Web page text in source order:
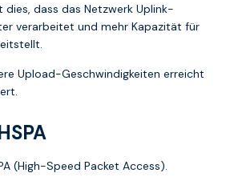
dies, dass das Netzwerk Uplink-
verarbeitet und mehr Kapazität für
Upload-Geschwindigkeiten erreicht
(High-Speed Packet Access).